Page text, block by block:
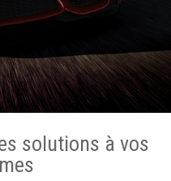
solutions à vos